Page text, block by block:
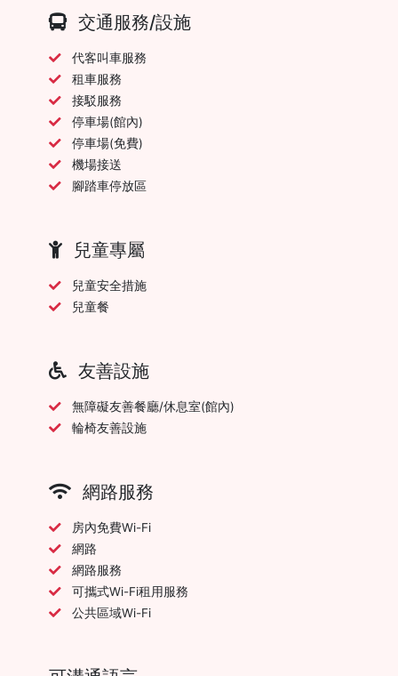
交通服務/設施
代客叫車服務
租車服務
接駁服務
停車場(館內)
停車場(免費)
機場接送
腳踏車停放區
兒童專屬
兒童安全措施
兒童餐
友善設施
無障礙友善餐廳/休息室(館內)
輪椅友善設施
網路服務
房內免費Wi-Fi
網路
網路服務
可攜式Wi-Fi租用服務
公共區域Wi-Fi